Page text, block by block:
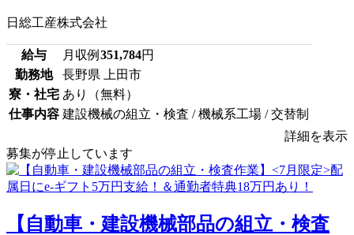
日総工産株式会社
給与 月収例 351,784円
勤務地
長野県 上田市
寮・社宅 あり（無料）
仕事内容 建設機械の組立・検査 / 機械系工場 / 交替制
詳細を表示
募集が停止しています
【自動車・建設機械部品の組立・検査